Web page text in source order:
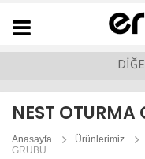
Navigation
NEST OTURMA
Anasayfa Ürünlerimiz
GRUBU